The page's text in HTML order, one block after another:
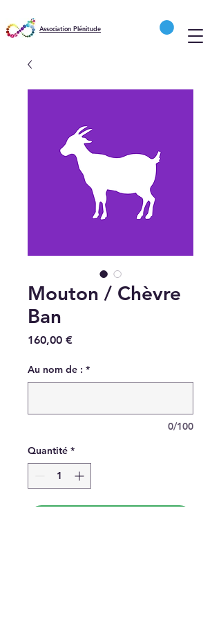
Association Plénitude
Mouton / Chèvre
Ban
160,00 €Prix
Au nom de : *
0/100
Quantité *